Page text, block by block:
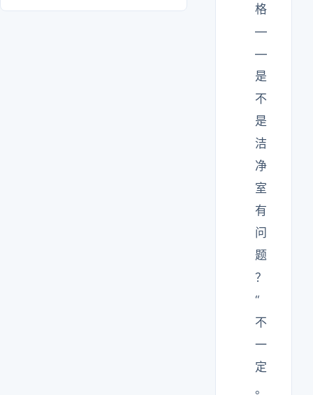
格
—
—
是
不
是
洁
净
室
有
问
题
？
“
不
一
定
。